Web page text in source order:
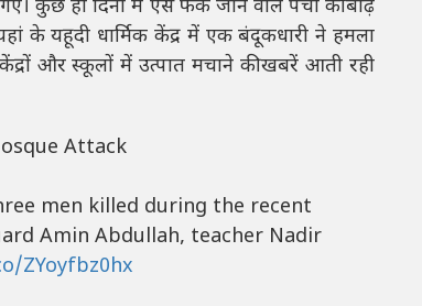
कुछ ही दिनों में ऐसे फेके जाने वाले पर्चों की बाढ़
के यहूदी धार्मिक केंद्र में एक बंदूकधारी ने हमला
और स्कूलों में उत्पात मचाने की खबरें आती रही
Attack
men killed during the recent
Amin Abdullah, teacher Nadir
ZYoyfbz0hx